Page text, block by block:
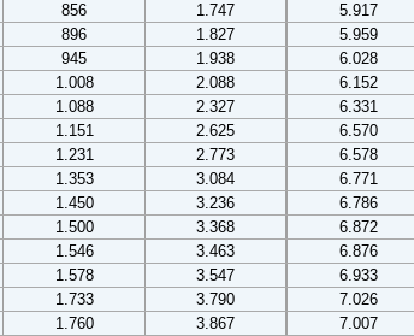
856 1.747 5.917
896 1.827 5.959
945 1.938 6.028
1.008 2.088 6.152
1.088 2.327 6.331
1.151 2.625 6.570
1.231 2.773 6.578
1.353 3.084 6.771
1.450 3.236 6.786
1.500 3.368 6.872
1.546 3.463 6.876
1.578 3.547 6.933
1.733 3.790 7.026
1.760 3.867 7.007